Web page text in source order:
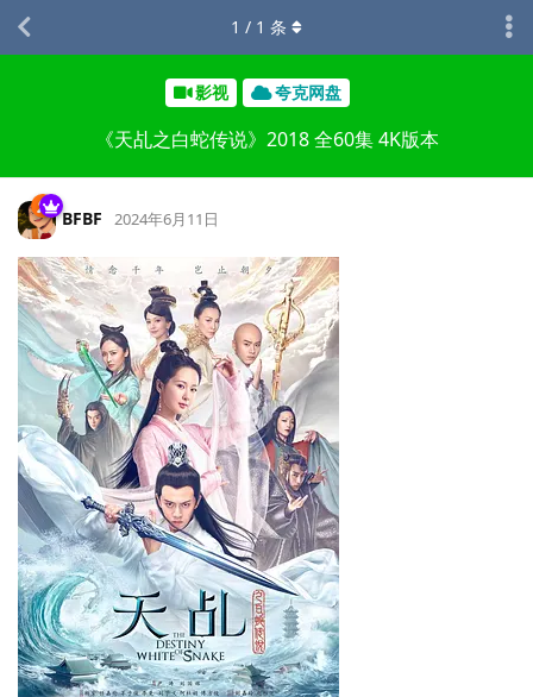
影视 夸克网盘
《天乩之白蛇传说》2018 全60集 4K版本
1 / 1 条
BFBF 2024年6月11日